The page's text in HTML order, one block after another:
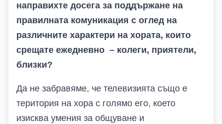
направихте досега за поддържане на
правилната комуникация с оглед на
различните характери на хората, които
срещате ежедневно – колеги, приятели,
близки?
Да не забравяме, че телевизията също е
територия на хора с голямо его, което
изисква умения за общуване и